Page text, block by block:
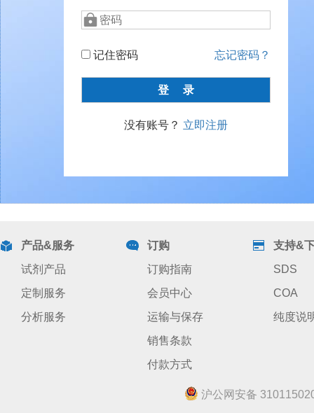
记住密码 忘记密码？
没有账号？ 立即注册
产品&服务
试剂产品
定制服务
分析服务
订购
订购指南
会员中心
运输与保存
销售条款
付款方式
支持&
SDS
COA
纯度说
沪公网安备